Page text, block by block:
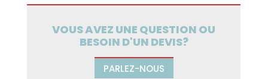
VOUS AVEZ UNE QUESTION OU
BESOIN D'UN DEVIS?
PARLEZ-NOUS